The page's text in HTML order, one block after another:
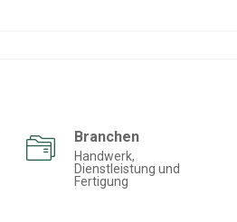
Branchen
Handwerk,
Dienstleistung und
Fertigung